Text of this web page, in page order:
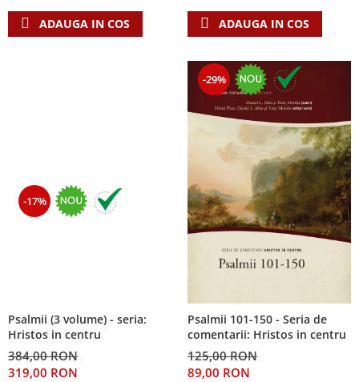
ADAUGA IN COS ADAUGA IN COS
-17%
Psalmii (3 volume) - seria:
Hristos in centru
384,00 RON
319,00 RON
-29%
Psalmii 101-150 - Seria de
comentarii: Hristos in centru
125,00 RON
89,00 RON